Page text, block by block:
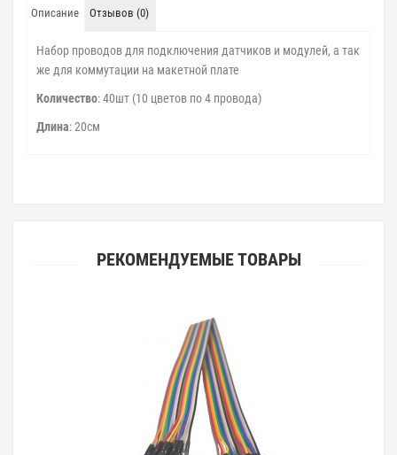
Описание Отзывов (0)
Набор проводов для подключения датчиков и модулей, а так
же для коммутации на макетной плате
Количество: 40шт (10 цветов по 4 провода)
Длина: 20см
РЕКОМЕНДУЕМЫЕ ТОВАРЫ